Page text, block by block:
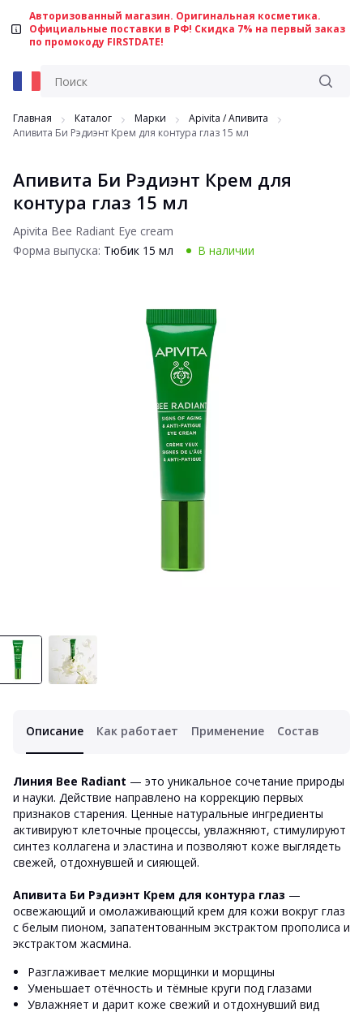
Авторизованный магазин. Оригинальная косметика.
Официальные поставки в РФ! Скидка 7% на первый заказ
по промокоду FIRSTDATE!
Главная Каталог Марки
Apivita / Aпивита
Апивита Би Рэдиэнт Крем для контура глаз 15 мл
Апивита Би Рэдиэнт Крем для
контура глаз 15 мл
Apivita Bee Radiant Eye cream
Форма выпуска: Тюбик 15 мл В наличии
Описание Как работает Применение Состав
Линия Bee Radiant — это уникальное сочетание природы
и науки. Действие направлено на коррекцию первых
признаков старения. Ценные натуральные ингредиенты
активируют клеточные процессы, увлажняют, стимулируют
синтез коллагена и эластина и позволяют коже выглядеть
свежей, отдохнувшей и сияющей.
Апивита Би Рэдиэнт Крем для контура глаз —
освежающий и омолаживающий крем для кожи вокруг глаз
с белым пионом, запатентованным экстрактом прополиса и
экстрактом жасмина.
Разглаживает мелкие морщинки и морщины
Уменьшает отёчность и тёмные круги под глазами
Увлажняет и дарит коже свежий и отдохнувший вид